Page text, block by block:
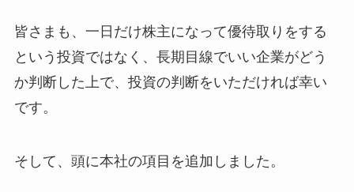
皆さまも、一日だけ株主になって優待取りをする
という投資ではなく、長期目線でいい企業がどう
か判断した上で、投資の判断をいただければ幸い
です。
そして、頭に本社の項目を追加しました。